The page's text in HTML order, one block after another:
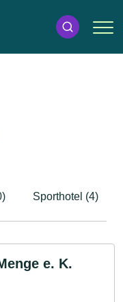
Sporthotel (4)
e. K.